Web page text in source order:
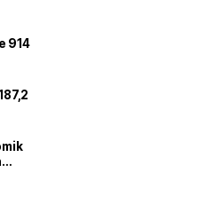
914